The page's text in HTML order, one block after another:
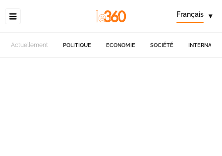
Français ▾
Actuellement POLITIQUE ECONOMIE SOCIÉTÉ